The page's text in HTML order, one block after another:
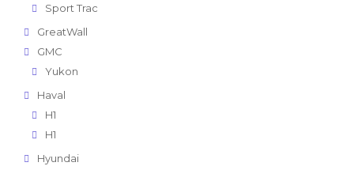
Sport Trac
GreatWall
GMC
Yukon
Haval
H1
H1
Hyundai